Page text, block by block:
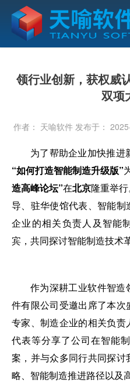
领行业创新，获权威
双项
作者： 天喻软件 发布于：
为了帮助企业加快推进
“如何打造智能制造升级版”
造高峰论坛”在北京隆重举
导、驻华使馆代表、智能
企业的相关负责人及智能
宾，共同探讨智能制造技术
作为深耕工业软件智
件有限公司受邀出席了本
专家、制造企业的相关负
代表等分享了公司在智能
案，并与众多同行共同探
略、智能制造推进路径以及